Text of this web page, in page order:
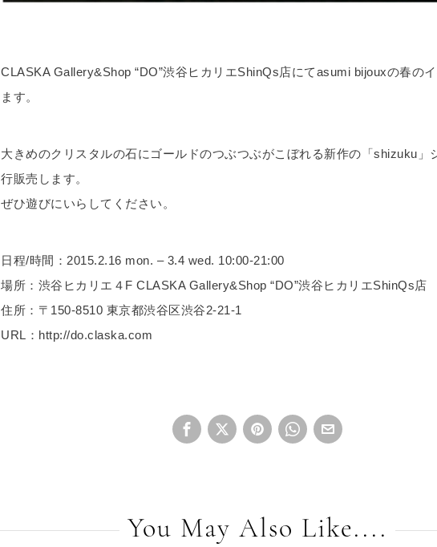
CLASKA Gallery&Shop “DO”渋谷ヒカリエShinQs店にてasumi bijouxの春の
ます。
大きめのクリスタルの石にゴールドのつぶつぶがこぼれる新作の「shizuku」
行販売します。
ぜひ遊びにいらしてください。
日程/時間：2015.2.16 mon. – 3.4 wed. 10:00-21:00
場所：渋谷ヒカリエ４F CLASKA Gallery&Shop “DO”渋谷ヒカリエShinQs店
住所：〒150-8510 東京都渋谷区渋谷2-21-1
URL：http://do.claska.com
You May Also Like....